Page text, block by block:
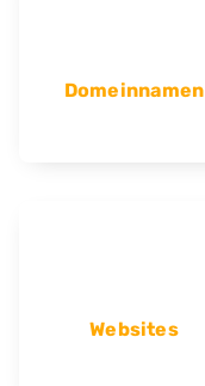
Domeinnamen
Websites